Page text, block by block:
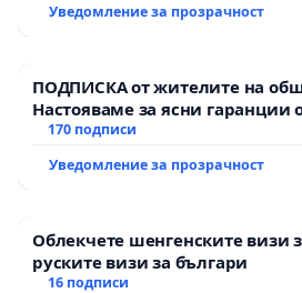
Уведомление за прозрачност
ПОДПИСКА от жителите на
Настояваме за ясни гаранции
АД и от държавата, че ще се
170 подписи
Уведомление за прозрачност
Облекчете шенгенските визи
руските визи за българи
16 подписи